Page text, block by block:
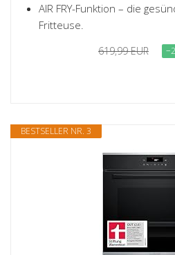
AIR FRY-Funktion – die
Fritteuse.
619,99 EUR
BESTSELLER NR. 3